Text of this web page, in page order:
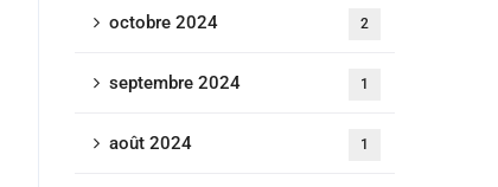
octobre 2024 2
septembre 2024 1
août 2024 1